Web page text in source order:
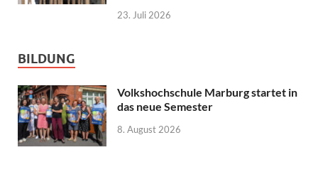
23. Juli 2026
BILDUNG
Volkshochschule Marburg startet in
das neue Semester
8. August 2026